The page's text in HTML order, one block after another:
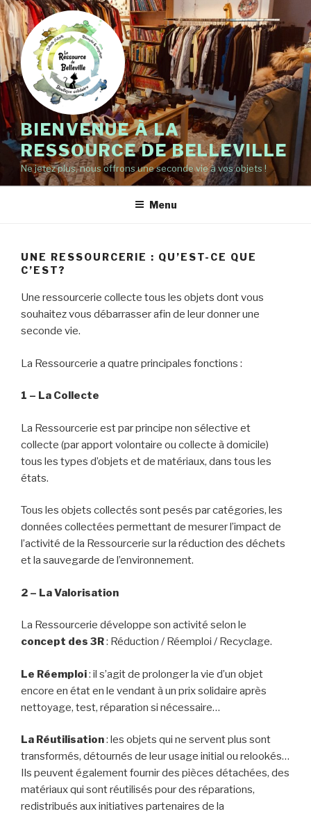
Aller
au
contenu
principal
BIENVENUE À LA
RESSOURCE DE BELLEVILLE
Ne jetez plus, nous offrons une seconde vie à vos objets !
Menu
UNE RESSOURCERIE : QU’EST-CE QUE
C’EST?
Une ressourcerie collecte tous les objets dont vous
souhaitez vous débarrasser afin de leur donner une
seconde vie.
La Ressourcerie a quatre principales fonctions :
1 – La Collecte
La Ressourcerie est par principe non sélective et
collecte (par apport volontaire ou collecte à domicile)
tous les types d’objets et de matériaux, dans tous les
états.
Tous les objets collectés sont pesés par catégories, les
données collectées permettant de mesurer l’impact de
l’activité de la Ressourcerie sur la réduction des déchets
et la sauvegarde de l’environnement.
2 – La Valorisation
La Ressourcerie développe son activité selon le
concept des 3R: Réduction / Réemploi / Recyclage.
Le Réemploi: il s’agit de prolonger la vie d’un objet
encore en état en le vendant à un prix solidaire après
nettoyage, test, réparation si nécessaire…
La Réutilisation: les objets qui ne servent plus sont
transformés, détournés de leur usage initial ou relookés…
Ils peuvent également fournir des pièces détachées, des
matériaux qui sont réutilisés pour des réparations,
redistribués aux initiatives partenaires de la